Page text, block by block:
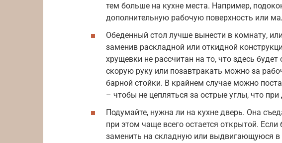
тем больше на кухне места. Например,
дополнительную рабочую поверхность или
Обеденный стол лучше вынести в комнату,
заменив раскладной или откидной
хрущевки не рассчитан на то, что здесь
скорую руку или позавтракать можно за
барной стойки. В крайнем случае можно
– чтобы не цепляться за острые углы, что
Подумайте, нужна ли на кухне дверь. Она
при этом чаще всего остается открытой.
заменить на складную или выдвигающуюся в